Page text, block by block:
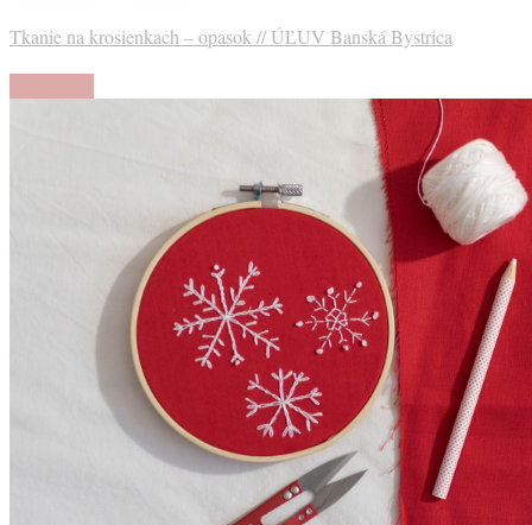
Tkanie na krosienkach – opasok // ÚĽUV Banská Bystrica